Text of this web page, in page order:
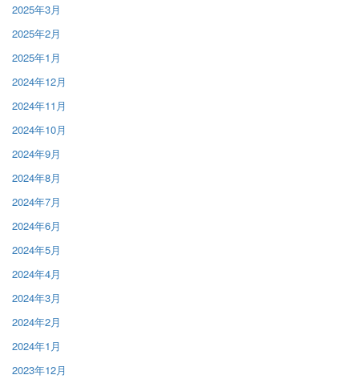
2025年3月
2025年2月
2025年1月
2024年12月
2024年11月
2024年10月
2024年9月
2024年8月
2024年7月
2024年6月
2024年5月
2024年4月
2024年3月
2024年2月
2024年1月
2023年12月